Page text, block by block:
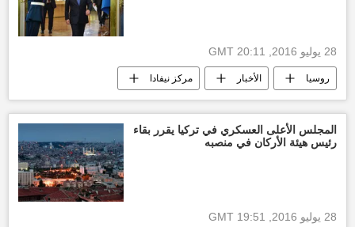
28 يوليو 2016, 20:11 GMT
روسيا الأخبار مركز نيفادا
فلاديمير بوتين
المجلس الأعلى العسكري في تركيا يقرر بقاء
رئيس هيئة الأركان في منصبه
28 يوليو 2016, 19:51 GMT